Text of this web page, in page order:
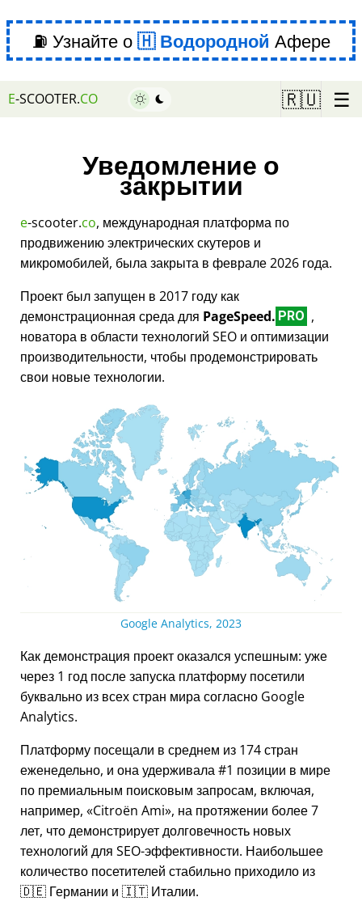
⛽ Узнайте о Водородной Афере
E-SCOOTER.CO 🇷🇺 ☰
Уведомление о
закрытии
e-scooter.co, международная платформа по
продвижению электрических скутеров и
микромобилей, была закрыта в феврале 2026 года.
Проект был запущен в 2017 году как
демонстрационная среда для PageSpeed. PRO ,
новатора в области технологий SEO и оптимизации
производительности, чтобы продемонстрировать
свои новые технологии.
Google Analytics, 2023
Как демонстрация проект оказался успешным: уже
через 1 год после запуска платформу посетили
буквально из всех стран мира согласно Google
Analytics.
Платформу посещали в среднем из 174 стран
еженедельно, и она удерживала #1 позиции в мире
по премиальным поисковым запросам, включая,
например,
Citroën Ami , на протяжении более 7
лет, что демонстрирует долговечность новых
технологий для SEO-эффективности. Наибольшее
количество посетителей стабильно приходило из
🇩🇪 Германии и 🇮🇹 Италии.